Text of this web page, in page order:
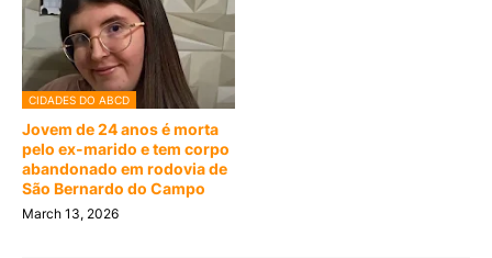
CIDADES DO ABCD
Jovem de 24 anos é morta
pelo ex-marido e tem corpo
abandonado em rodovia de
São Bernardo do Campo
March 13, 2026